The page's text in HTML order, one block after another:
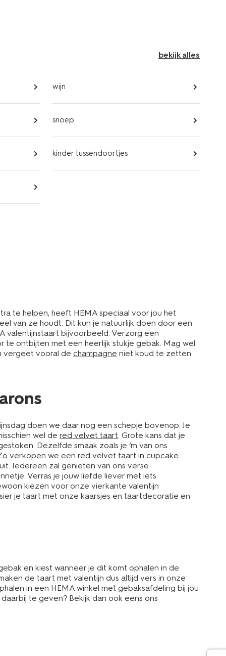
bekijk alles
wijn
snoep
kinder tussendoortjes
te helpen, heeft HEMA speciaal voor jou het
van ze houdt. Dit kun je natuurlijk doen door een
valentijnstaart bijvoorbeeld. Verzorg een
te ontbijten met een heerlijk stukje gebak. Mag wel
vergeet vooral de champagne niet koud te zetten
doen we daar nog een schepje bovenop. Je
wel de red velvet taart. Grote kans dat je
Dezelfde smaak zoals je ‘m van ons
verkopen we een red velvet taart in cupcake
Iedereen zal genieten van ons verse
Verras je jouw liefde liever met iets
kiezen voor onze vierkante valentijn
je taart met onze kaarsjes en taartdecoratie en
en kiest wanneer je dit komt ophalen in de
de taart met valentijn dus altijd vers in onze
in een HEMA winkel met gebaksafdeling bij jou
te geven? Bekijk dan ook eens ons